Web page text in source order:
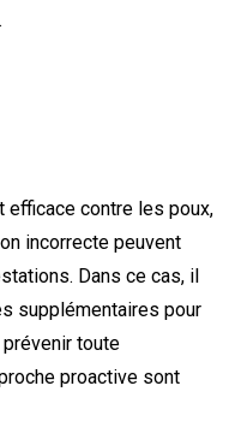
efficace contre les poux,
incorrecte peuvent
Dans ce cas, il
supplémentaires pour
toute
proactive sont